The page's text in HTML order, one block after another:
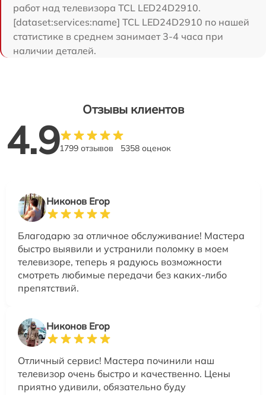
работ над телевизора TCL LED24D2910.
[dataset:services:name] TCL LED24D2910 по нашей
статистике в среднем занимает 3-4 часа при
наличии деталей.
Отзывы клиентов
4.91799 отзывов 5358 оценок
Никонов Егор
Благодарю за отличное обслуживание! Мастера
быстро выявили и устранили поломку в моем
телевизоре, теперь я радуюсь возможности
смотреть любимые передачи без каких-либо
препятствий.
Никонов Егор
Отличный сервис! Мастера починили наш
телевизор очень быстро и качественно. Цены
приятно удивили, обязательно буду